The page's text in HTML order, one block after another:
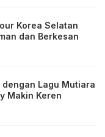
Korea Selatan
dan Berkesan
dengan Lagu Mutiara
Makin Keren